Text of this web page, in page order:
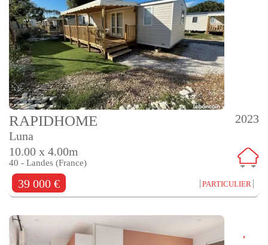
2023
RAPIDHOME
Luna
10.00 x 4.00m
40 - Landes (France)
39 000 € PARTICULIER